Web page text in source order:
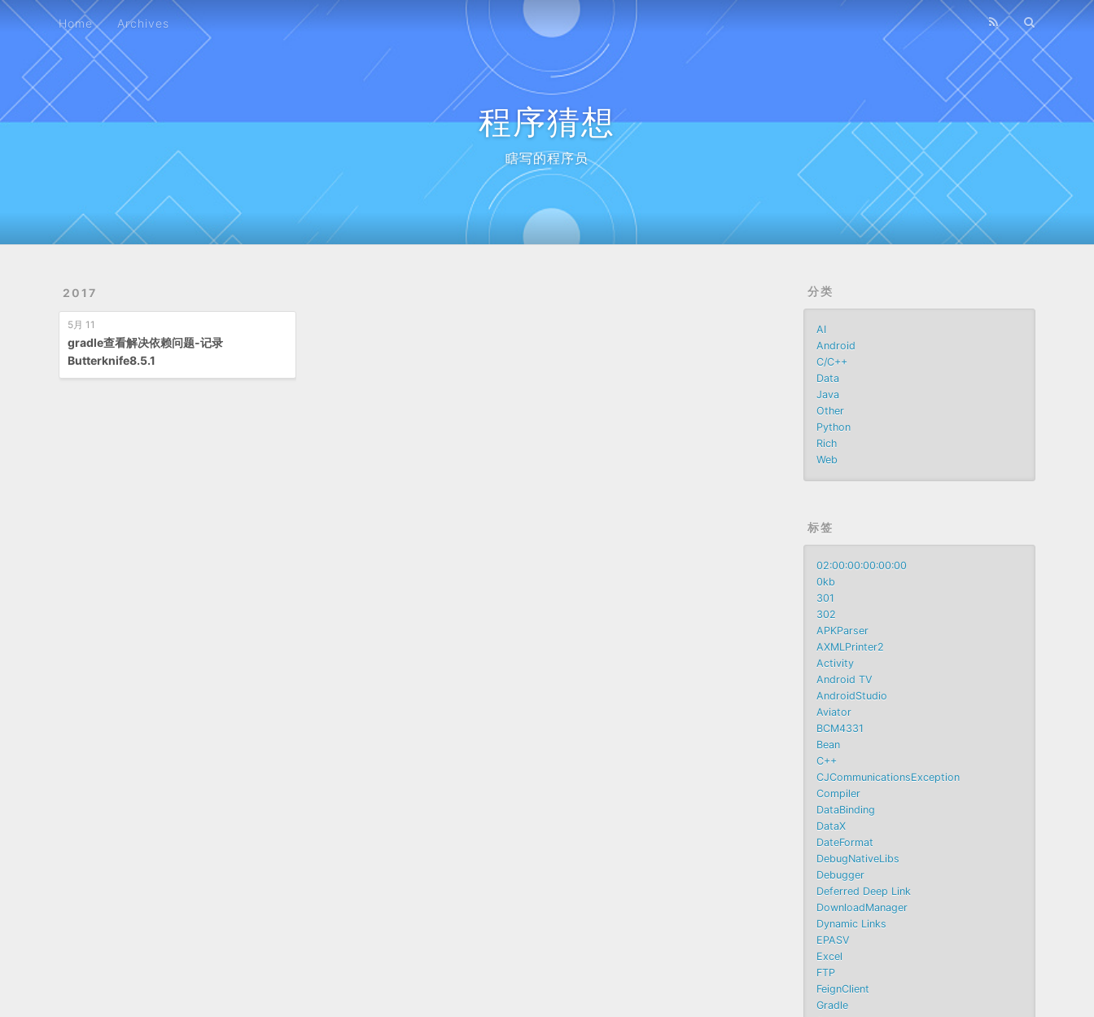
程序猜想
瞎写的程序员
Home Archives
2017
5月 11
gradle查看解决依赖问题-记录
Butterknife8.5.1
分类
AI
Android
C/C++
Data
Java
Other
Python
Rich
Web
标签
02:00:00:00:00:00
0kb
301
302
APKParser
AXMLPrinter2
Activity
Android TV
AndroidStudio
Aviator
BCM4331
Bean
C++
CJCommunicationsException
Compiler
DataBinding
DataX
DateFormat
DebugNativeLibs
Debugger
Deferred Deep Link
DownloadManager
Dynamic Links
EPASV
Excel
FTP
FeignClient
Gradle
Home Archives